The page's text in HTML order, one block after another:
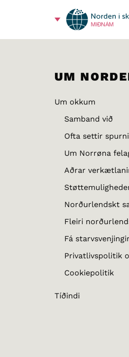
MIÐNÁM
UM
Um okkum
Samband við
Ofta settir
Um Norrøna
Aðrar
Norðurlendskt
Fleiri
Fá
Privatlivspolitik
Cookiepolitik
Tíðindi